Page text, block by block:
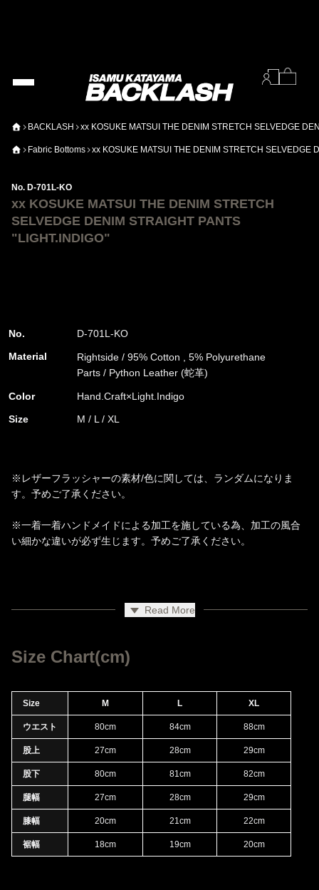
BACKLASH xx KOSUKE MATSUI THE DENIM STRETCH SELVEDGE
Fabric Bottoms xx KOSUKE MATSUI THE DENIM STRETCH SELVEDGE
No. D-701L-KO
xx KOSUKE MATSUI THE DENIM STRETCH
SELVEDGE DENIM STRAIGHT PANTS
"LIGHT.INDIGO"
No.
D-701L-KO
Material
Rightside / 95% Cotton , 5% Polyurethane
Parts / Python Leather (蛇革)
Color
Hand.Craft×Light.Indigo
Size
M / L / XL
※ レザーフラッシャーの素材/色に関しては、ランダムになりま
す。予めご了承ください。
※一着一着ハンドメイドによる加工を施している為、加工の風合
い細かな違いが必ず生じます。予めご了承ください。
「KOSUKE MATSUI / OVERDESIGN Designer」
旧くよりデニムに真摯に向き合い、自身の手で壊して、直して、
生み出し、生き返らせてきたブランドデザイナーの一面に加え
て、職人としての一面も持ち合わせている"松井康輔"氏。破壊と再
「BACKLASH THE DENIM」
デニム(ジーンズ)に専心し定番的に展開していく新たなコレクショ
ンライン。メンズファッションシーンにおいて普遍的な位置付け
にある"デニム"に改めてフォーカスを当て、色褪せることなく、時
の経過と共に魅力を増すデニムプロダクトを提案します。
BACKLASHにて製作したデニムウェアをベースに、"KOSUKE
MATSUI"氏によるハンドメイドな加工を施したコラボレーション
アイテムになります。
Read More
Size Chart(cm)
Size M L XL
ウエスト 80cm 84cm 88cm
股上 27cm 28cm 29cm
股下 80cm 81cm 82cm
腿幅 27cm 28cm 29cm
膝幅 20cm 21cm 22cm
裾幅 18cm 19cm 20cm